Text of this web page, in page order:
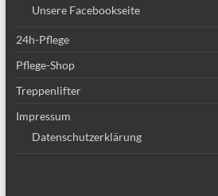
Unsere Facebookseite
24h-Pflege
Pflege-Shop
Treppenlifter
Impressum
Datenschutzerklärung